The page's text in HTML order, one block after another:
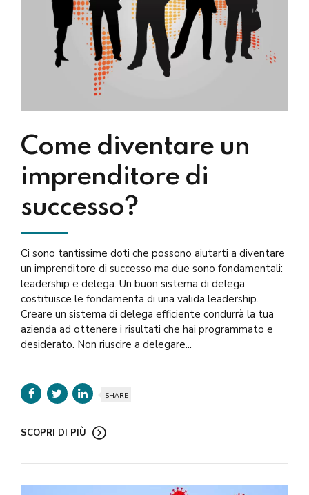
Come diventare un
imprenditore di
successo?
Ci sono tantissime doti che possono aiutarti a diventare
un imprenditore di successo ma due sono fondamentali:
leadership e delega. Un buon sistema di delega
costituisce le fondamenta di una valida leadership.
Creare un sistema di delega efficiente condurrà la tua
azienda ad ottenere i risultati che hai programmato e
desiderato. Non riuscire a delegare...
SHARE
SCOPRI DI PIÙ